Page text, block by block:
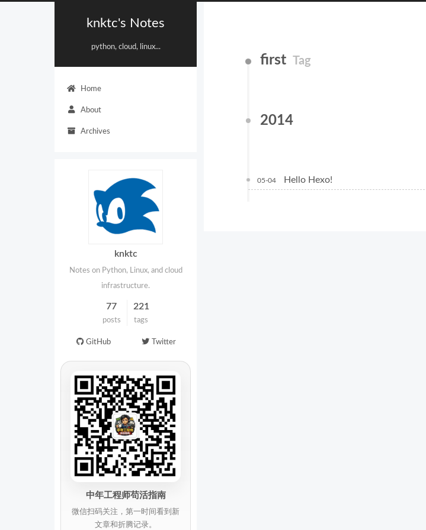
knktc's Notes
python, cloud, linux...
Home
About
Archives
first Tag
2014
05-04 Hello Hexo!
knktc
Notes on Python, Linux, and cloud
infrastructure.
77
posts
221
tags
GitHub Twitter
中年工程师苟活指南
微信扫码关注，第一时间看到新
文章和折腾记录。